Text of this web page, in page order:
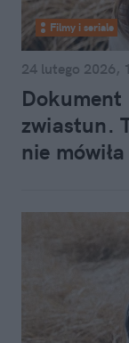
Filmy i seriale
24 lutego 2026,
zwiastun.
nie mówiła